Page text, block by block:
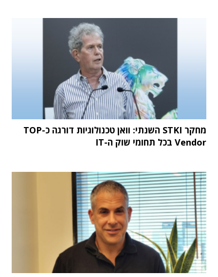
מחקר STKI השנתי: וואן טכנולוגיות דורגה כ-TOP
Vendor בכל תחומי שוק ה-IT